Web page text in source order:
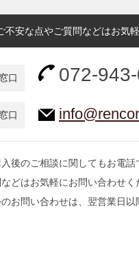
不安な点やご質問などはお気
口 072-
口
後のご相談に関してもお電話
どはお気軽にお問い合わせく
お問い合わせは、翌営業日以